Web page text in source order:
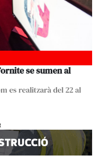
se sumen al
es realitzarà del 22 al